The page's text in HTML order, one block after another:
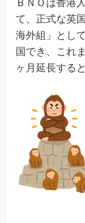
ＢＮＯは香港
て、正式な英
海外組」とし
国でき 、これ
ヶ月延長する